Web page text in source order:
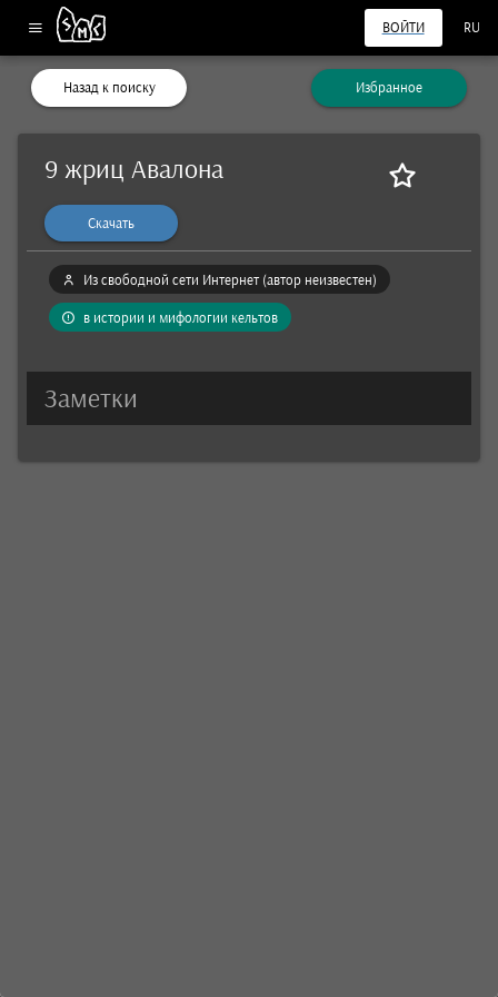
ВОЙТИ RU
Назад к поиску Избранное
9 жриц Авалона
Скачать
Из свободной сети Интернет (автор неизвестен)
в истории и мифологии кельтов
Заметки